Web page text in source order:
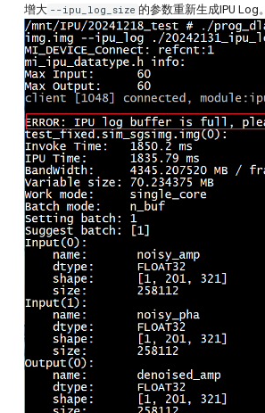
增大 --ipu_log_size 的参数重新生成IPU Log。